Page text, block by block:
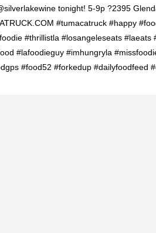
tonight! 5-9p ?2395
#tumacatruck #happy
#thrillistla #losangeleseats #laeats
#lafoodieguy #imhungryla
#food52 #forkedup #dailyfoodfeed